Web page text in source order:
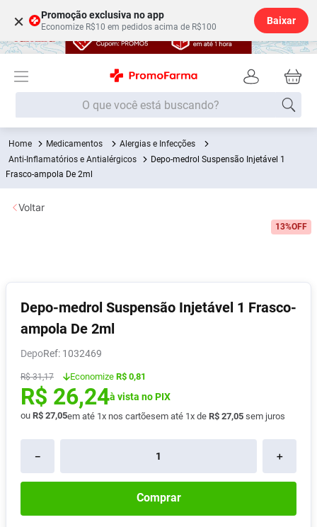
× Promoção exclusiva no app
Economize R$10 em pedidos acima de R$100
Baixar
O que você está buscando?
Medicamentos
Alergias e Infecções
Anti-Inflamatórios e Antialérgicos
Depo-medrol Suspensão Injetável 1
Frasco-ampola De 2ml
13%OFF
Depo-medrol Suspensão Injetável 1 Frasco-
ampola De 2ml
Depo : 1032469
R$ 31,17 Economize R$ 0,81
R$ 26,24à vista no PIX
ou R$ 27,05em até 1x nos cartõesem até 1x de R$ 27,05 sem juros
＋
－
Comprar
Voltar
Termos mais buscados
1º Fralda
7º Shampoo
8º Absorvente
9º Pampers Confort Sec
10º Lavitan